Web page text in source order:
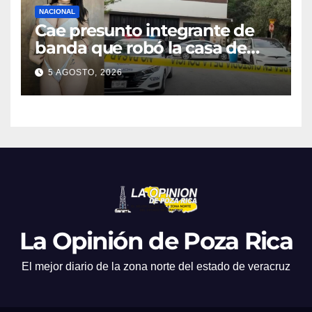
NACIONAL
Cae presunto integrante de
banda que robó la casa de
Karely Ruiz
5 AGOSTO, 2026
La Opinión de Poza Rica
El mejor diario de la zona norte del estado de veracruz